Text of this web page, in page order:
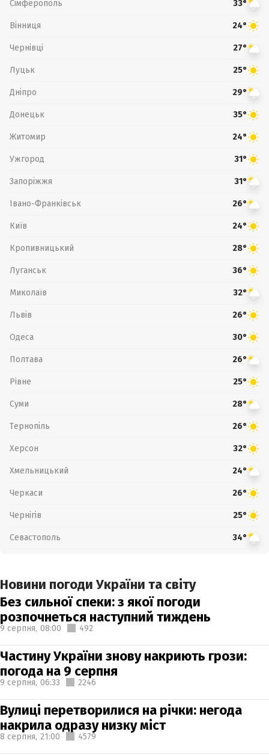
Сімферополь 33°
Вінниця 24°
Чернівці 27°
Луцьк 25°
Дніпро 29°
Донецьк 35°
Житомир 24°
Ужгород 31°
Запоріжжя 31°
Івано-Франківськ 26°
Київ 24°
Кропивницький 28°
Луганськ 36°
Миколаїв 32°
Львів 26°
Одеса 30°
Полтава 26°
Рівне 25°
Суми 28°
Тернопіль 26°
Херсон 32°
Хмельницький 24°
Черкаси 26°
Чернігів 25°
Севастополь 34°
Новини погоди України та світу
Без сильної спеки: з якої погоди
розпочнеться наступний тиждень
9 серпня, 08:00 492
Частину України знову накриють грози:
погода на 9 серпня
9 серпня, 06:33 2246
Вулиці перетворилися на річки: негода
накрила одразу низку міст
8 серпня, 21:00 4579